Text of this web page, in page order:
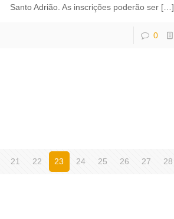
Santo Adrião. As inscrições poderão ser […]
0
21 22 23 24 25 26 27 28